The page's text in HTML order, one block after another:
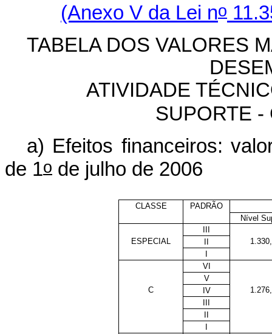
(Anexo V da Lei no
TABELA DOS VALORES
ATIVIDADE
SUPORTE -
a) Efeitos financeiros:
de 1o de julho de 2006
CLASSE
PADRÃO
Nível
ESPECIAL
VI
V
C
IV